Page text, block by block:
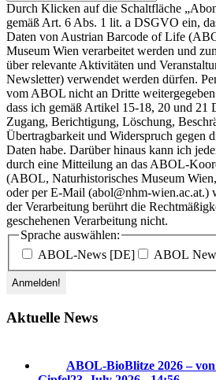
Durch Klicken auf die Schaltfläche
gemäß Art. 6 Abs. 1 lit. a DSGVO ein,
Daten von Austrian Barcode of Life
Museum Wien verarbeitet werden und
über relevante Aktivitäten und
Newsletter) verwendet werden dürfen.
vom ABOL nicht an Dritte
dass ich gemäß Artikel 15-18, 20 und 21
Zugang, Berichtigung, Löschung,
Übertragbarkeit und Widerspruch gegen
Daten habe. Darüber hinaus kann ich
durch eine Mitteilung an das ABOL-
(ABOL, Naturhistorisches Museum
oder per E-Mail (abol@nhm-wien.ac.at.)
der Verarbeitung berührt die
geschehenen Verarbeitung nicht.
Sprache auswählen:
ABOL-News [DE]
ABOL
Aktuelle News
ABOL-BioBlitze 2026 –